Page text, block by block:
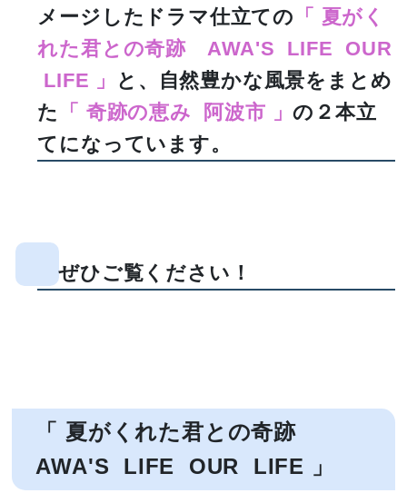
メージしたドラマ仕立ての 「 夏がく
れた君との奇跡 AWA'S LIFE OUR
LIFE 」
と、自然豊かな風景をまとめ
た
「 奇跡の恵み 阿波市 」の２本立
てになっています。
ぜひご覧ください！
「 夏がくれた君との奇跡
AWA'S LIFE OUR LIFE 」